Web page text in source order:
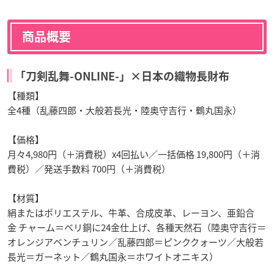
商品概要
「刀剣乱舞-ONLINE-」×日本の織物長財布
【種類】
全4種（乱藤四郎・大般若長光・陸奥守吉行・鶴丸国永）
【価格】
月々4,980円（＋消費税）x4回払い／一括価格 19,800円（＋消
費税）／発送手数料 700円（＋消費税）
【材質】
絹またはポリエステル、牛革、合成皮革、レーヨン、亜鉛合
金 チャーム＝ベリ銅に24金仕上げ、各種天然石（陸奥守吉行＝
オレンジアベンチュリン／乱藤四郎＝ピンククォーツ／大般若
長光＝ガーネット／鶴丸国永＝ホワイトオニキス）